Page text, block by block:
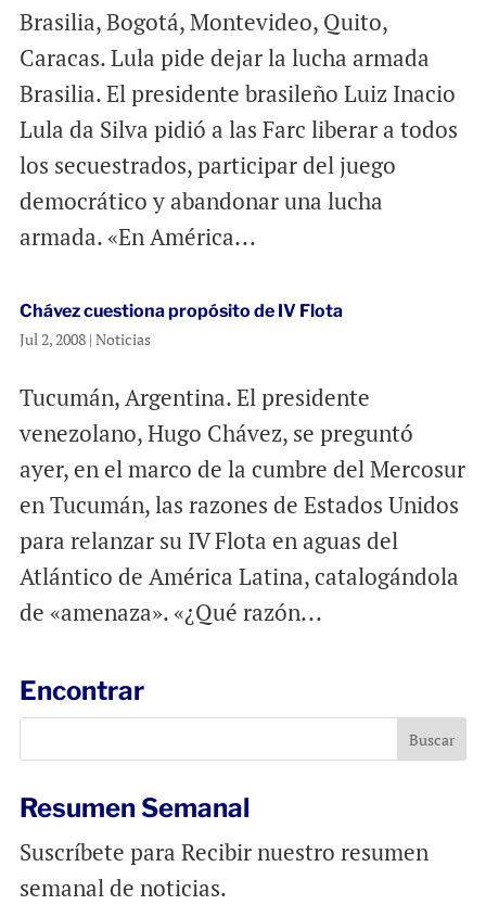
Brasilia, Bogotá, Montevideo, Quito,
Caracas. Lula pide dejar la lucha armada
Brasilia. El presidente brasileño Luiz Inacio
Lula da Silva pidió a las Farc liberar a todos
los secuestrados, participar del juego
democrático y abandonar una lucha
armada. «En América...
Chávez cuestiona propósito de IV Flota
Jul 2, 2008| Noticias
Tucumán, Argentina. El presidente
venezolano, Hugo Chávez, se preguntó
ayer, en el marco de la cumbre del Mercosur
en Tucumán, las razones de Estados Unidos
para relanzar su IV Flota en aguas del
Atlántico de América Latina, catalogándola
de «amenaza». «¿Qué razón...
Encontrar
Resumen Semanal
Suscríbete para Recibir nuestro resumen
semanal de noticias.